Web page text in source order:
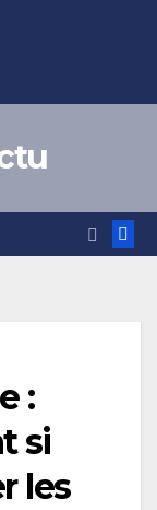
:
si
les